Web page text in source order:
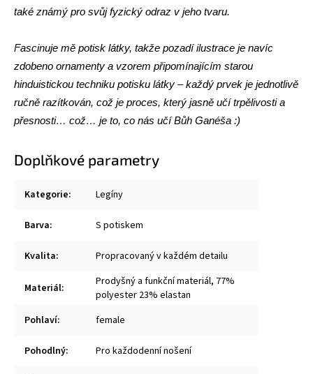
také známý pro svůj fyzický odraz v jeho tvaru.
Fascinuje mě potisk látky, takže pozadí ilustrace je navíc
zdobeno ornamenty a vzorem připomínajícím starou
hinduistickou techniku potisku látky – každý prvek je jednotlivě
ručně razítkován, což je proces, který jasně učí trpělivosti a
přesnosti… což… je to, co nás učí Bůh Ganéša :)
Doplňkové parametry
Kategorie: Legíny
Barva: S potiskem
Kvalita: Propracovaný v každém detailu
Materiál:
Prodyšný a funkční materiál, 77%
polyester 23% elastan
Pohlaví: female
Pohodlný: Pro každodenní nošení